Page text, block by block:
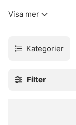
varumärken.
Sortimentet
En dag ligger där
vatten. Filtrera på
Letar du efter
Visa mer
Kategorier
Filter